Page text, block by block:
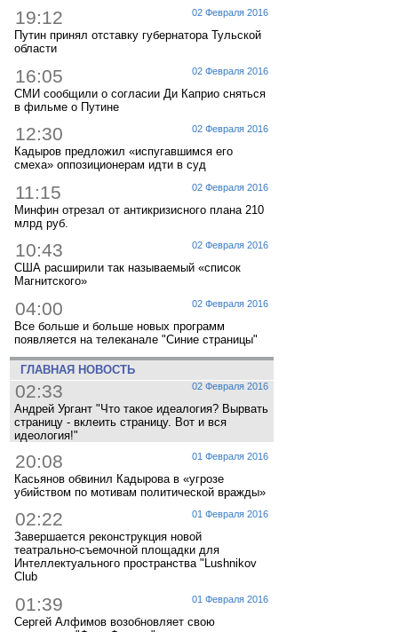
02 Февраля 2016
19:12
Путин принял отставку губернатора Тульской
области
02 Февраля 2016
16:05
СМИ сообщили о согласии Ди Каприо сняться
в фильме о Путине
02 Февраля 2016
12:30
Кадыров предложил «испугавшимся его
смеха» оппозиционерам идти в суд
02 Февраля 2016
11:15
Минфин отрезал от антикризисного плана 210
млрд руб.
02 Февраля 2016
10:43
США расширили так называемый «список
Магнитского»
02 Февраля 2016
04:00
Все больше и больше новых программ
появляется на телеканале "Синие страницы"
ГЛАВНАЯ НОВОСТЬ
02 Февраля 2016
02:33
Андрей Ургант "Что такое идеалогия? Вырвать
страницу - вклеить страницу. Вот и вся
идеология!"
01 Февраля 2016
20:08
Касьянов обвинил Кадырова в «угрозе
убийством по мотивам политической вражды»
01 Февраля 2016
02:22
Завершается реконструкция новой
театрально-съемочной площадки для
Интеллектуального пространства "Lushnikov
Club
01 Февраля 2016
01:39
Сергей Алфимов возобновляет свою